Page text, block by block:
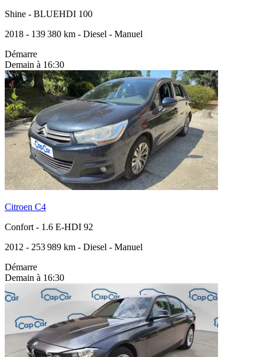
Shine - BLUEHDI 100
2018 - 139 380 km - Diesel - Manuel
Démarre
Demain à 16:30
Citroen C4
Confort - 1.6 E-HDI 92
2012 - 253 989 km - Diesel - Manuel
Démarre
Demain à 16:30